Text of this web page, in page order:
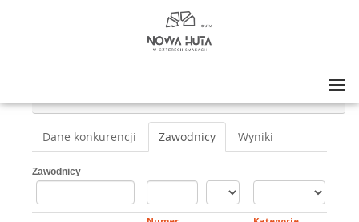
>
Dane konkurencji Zawodnicy Wyniki
Zawodnicy